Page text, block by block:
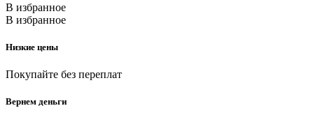
В избранное
В избранное
Низкие цены
Покупайте без переплат
Вернем деньги